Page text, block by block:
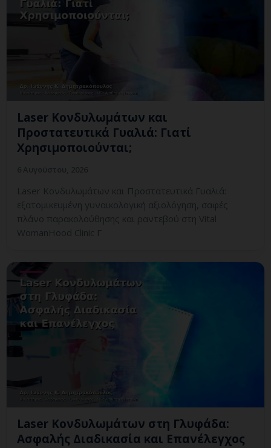
Laser Κονδυλωμάτων και
Προστατευτικά Γυαλιά: Γιατί
Χρησιμοποιούνται;
Laser Κονδυλωμάτων και Προστατευτικά Γυαλιά:
εξατομικευμένη γυναικολογική αξιολόγηση, σαφές
πλάνο παρακολούθησης και ραντεβού στη Vital
WomanHood Clinic Γ
Laser Κονδυλωμάτων στη Γλυφάδα:
Ασφαλής Διαδικασία και Επανέλεγχος